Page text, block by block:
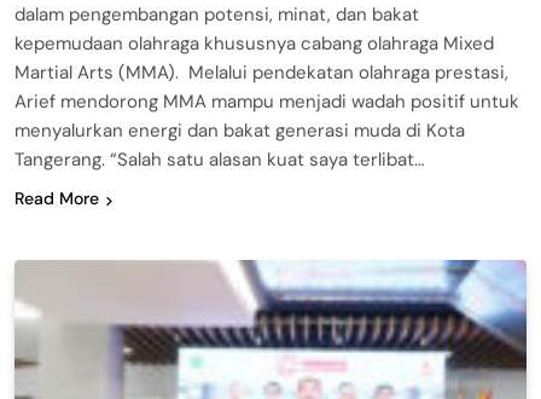
dalam pengembangan potensi, minat, dan bakat
kepemudaan olahraga khususnya cabang olahraga Mixed
Martial Arts (MMA). Melalui pendekatan olahraga prestasi,
Arief mendorong MMA mampu menjadi wadah positif untuk
menyalurkan energi dan bakat generasi muda di Kota
Tangerang. “Salah satu alasan kuat saya terlibat…
Read More